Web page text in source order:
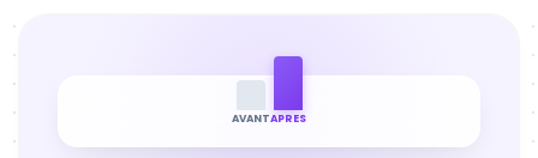
AVANTAPRES